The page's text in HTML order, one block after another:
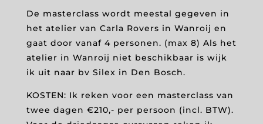
De masterclass wordt meestal gegeven in
het atelier van Carla Rovers in Wanroij en
gaat door vanaf 4 personen. (max 8) Als het
atelier in Wanroij niet beschikbaar is wijk
ik uit naar bv Silex in Den Bosch.
KOSTEN: Ik reken voor een masterclass van
twee dagen €210,- per persoon (incl. BTW).